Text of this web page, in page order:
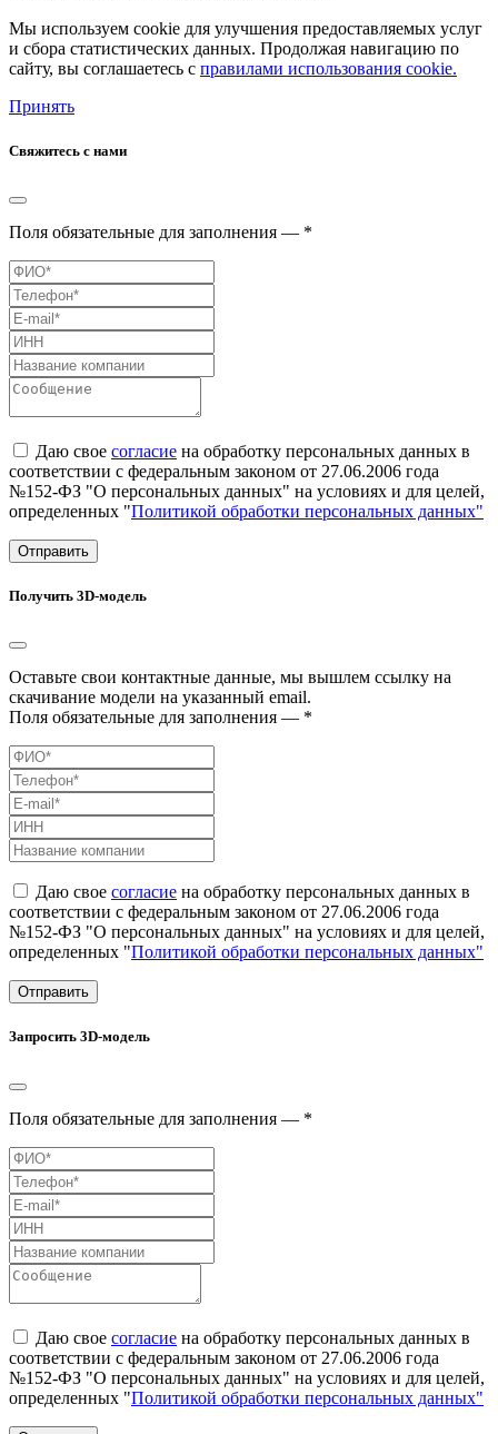
Мы используем cookie для улучшения предоставляемых услуг
и сбора статистических данных. Продолжая навигацию по
сайту, вы соглашаетесь с правилами использования cookie.
Принять
Свяжитесь с нами
Поля обязательные для заполнения — *
Даю свое согласие на обработку персональных данных в
соответствии с федеральным законом от 27.06.2006 года
№152-ФЗ "О персональных данных" на условиях и для целей,
определенных "Политикой обработки персональных данных"
Отправить
Получить 3D-модель
Оставьте свои контактные данные, мы вышлем ссылку на
скачивание модели на указанный email.
Поля обязательные для заполнения — *
Даю свое согласие на обработку персональных данных в
соответствии с федеральным законом от 27.06.2006 года
№152-ФЗ "О персональных данных" на условиях и для целей,
определенных "Политикой обработки персональных данных"
Отправить
Запросить 3D-модель
Поля обязательные для заполнения — *
Даю свое согласие на обработку персональных данных в
соответствии с федеральным законом от 27.06.2006 года
№152-ФЗ "О персональных данных" на условиях и для целей,
определенных "Политикой обработки персональных данных"